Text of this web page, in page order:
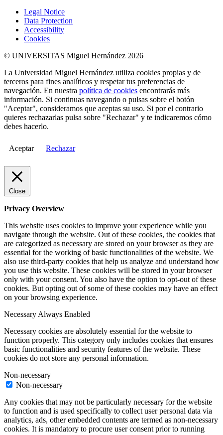
Legal Notice
Data Protection
Accessibility
Cookies
© UNIVERSITAS Miguel Hernández 2026
La Universidad Miguel Hernández utiliza cookies propias y de
terceros para fines analíticos y respetar tus preferencias de
navegación. En nuestra política de cookies encontrarás más
información. Si continuas navegando o pulsas sobre el botón
"Aceptar", consideramos que aceptas su uso. Si por el contrario
quieres rechazarlas pulsa sobre "Rechazar" y te indicaremos cómo
debes hacerlo.
Aceptar Rechazar
Close
Privacy Overview
This website uses cookies to improve your experience while you
navigate through the website. Out of these cookies, the cookies that
are categorized as necessary are stored on your browser as they are
essential for the working of basic functionalities of the website. We
also use third-party cookies that help us analyze and understand how
you use this website. These cookies will be stored in your browser
only with your consent. You also have the option to opt-out of these
cookies. But opting out of some of these cookies may have an effect
on your browsing experience.
NecessaryAlways Enabled
Necessary cookies are absolutely essential for the website to
function properly. This category only includes cookies that ensures
basic functionalities and security features of the website. These
cookies do not store any personal information.
Non-necessary
Non-necessary
Any cookies that may not be particularly necessary for the website
to function and is used specifically to collect user personal data via
analytics, ads, other embedded contents are termed as non-necessary
cookies. It is mandatory to procure user consent prior to running